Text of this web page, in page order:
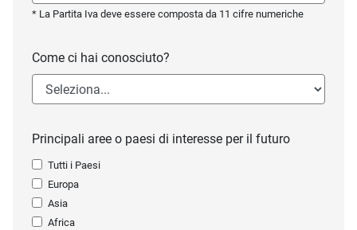
* La Partita Iva deve essere composta da 11 cifre numeriche
Come ci hai conosciuto?
Principali aree o paesi di interesse per il futuro
Tutti i Paesi
Europa
Asia
Africa